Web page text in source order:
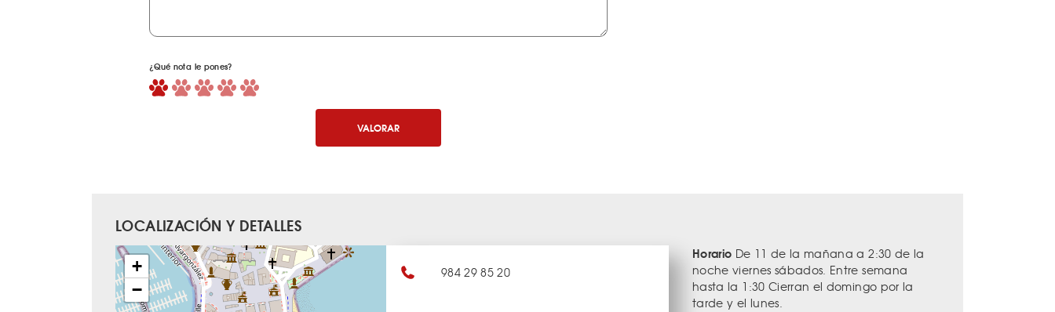
¿Qué nota le pones?
VALORAR
LOCALIZACIÓN Y DETALLES
+
−
984 29 85 20
Horario De 11 de la mañana a 2:30 de la
noche viernes sábados. Entre semana
hasta la 1:30 Cierran el domingo por la
tarde y el lunes.